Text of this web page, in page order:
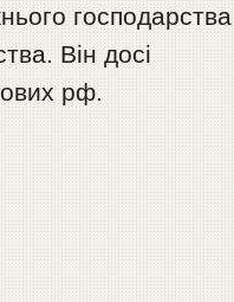
господарства
Він досі
рф.